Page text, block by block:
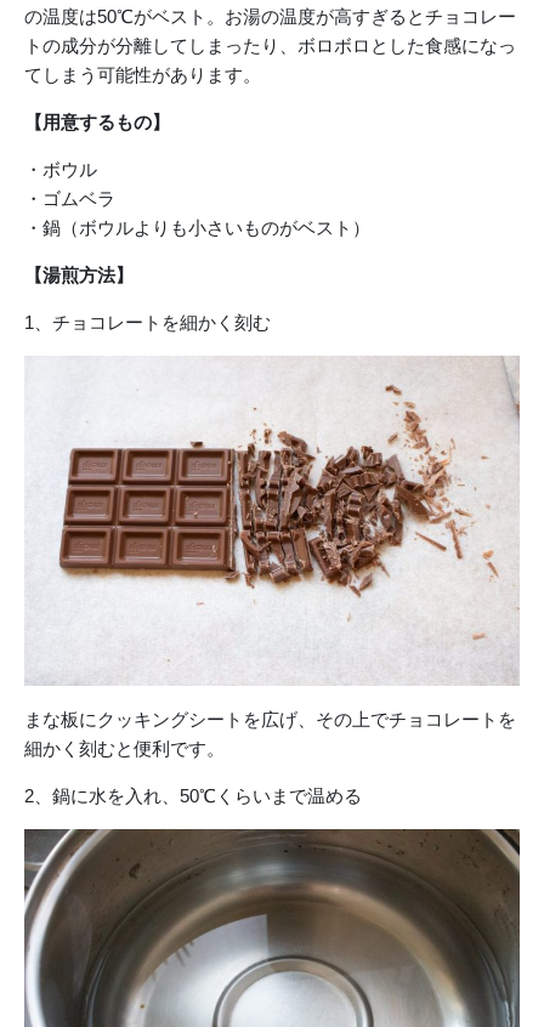
の温度は50℃がベスト。お湯の温度が高すぎるとチョコレー
トの成分が分離してしまったり、ボロボロとした食感になっ
てしまう可能性があります。
【用意するもの】
・ボウル
・ゴムベラ
・鍋（ボウルよりも小さいものがベスト）
【湯煎方法】
1、チョコレートを細かく刻む
まな板にクッキングシートを広げ、その上でチョコレートを
細かく刻むと便利です。
2、鍋に水を入れ、50℃くらいまで温める